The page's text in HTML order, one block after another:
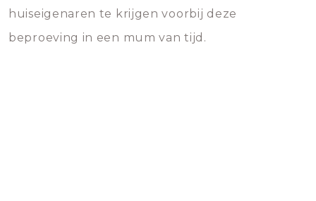
huiseigenaren te krijgen voorbij deze
beproeving in een mum van tijd.